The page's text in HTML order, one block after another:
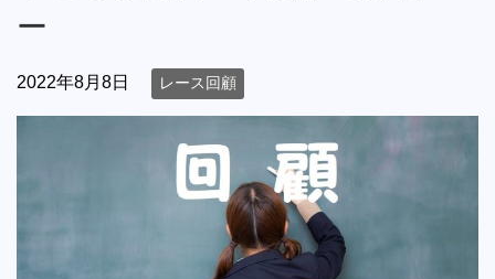
ー
2022年8月8日 レース回顧